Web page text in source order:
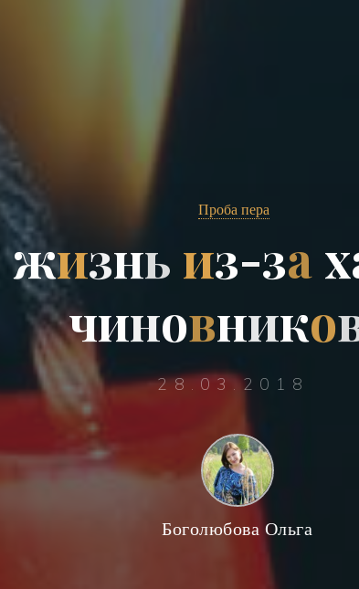
Проба пера
жизнь из-зах
чиновнико
28.03.2018
Боголюбова Ольга